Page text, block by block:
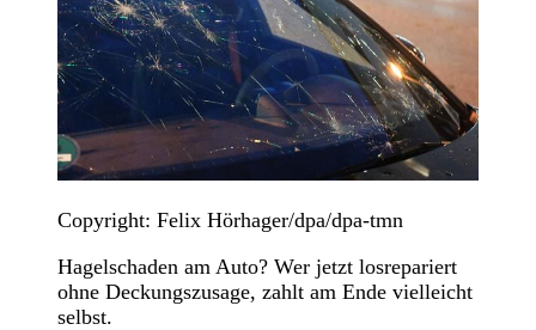
Copyright: Felix Hörhager/dpa/dpa-tmn
Hagelschaden am Auto? Wer jetzt losrepariert
ohne Deckungszusage, zahlt am Ende vielleicht
selbst.